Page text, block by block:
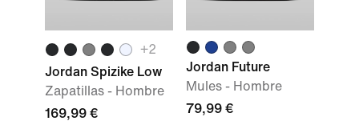
+2
Jordan Spizike Low
Zapatillas - Hombre
169,99 €
Jordan Future
Mules - Hombre
79,99 €